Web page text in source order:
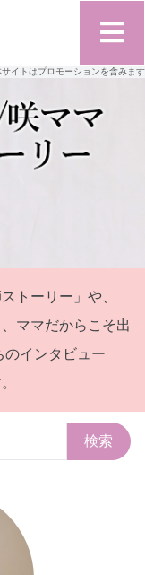
サイトはプロモーションを含みます
トーリー」や、
ママだからこそ出
のインタビュー
検索